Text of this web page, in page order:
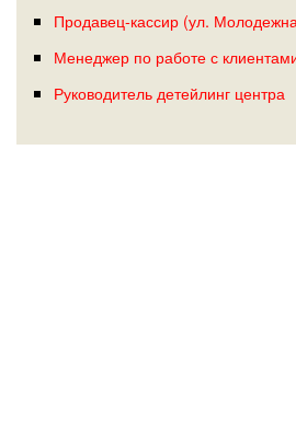
Продавец-кассир (ул.
Менеджер по работе с
Руководитель детейлинг центра